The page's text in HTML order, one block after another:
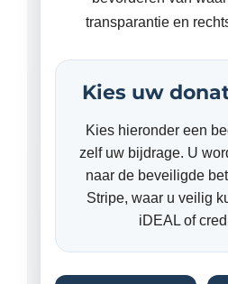
transparantie en
Kies uw
Kies hieronder een
zelf uw bijdrage. U
naar de beveiligde
Stripe, waar u veilig
iDEAL of